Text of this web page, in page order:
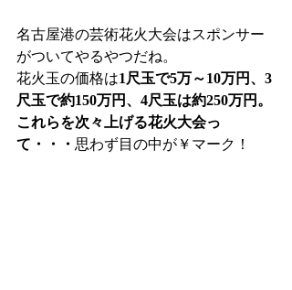
名古屋港の芸術花火大会はスポンサー
がついてやるやつだね。
花火玉の価格は1尺玉で5万～10万円、3
尺玉で約150万円、4尺玉は約250万円。
これらを次々上げる花火大会っ
て・・・ 思わず目の中が￥マーク！